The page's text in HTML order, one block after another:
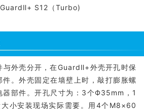
S12（Turbo)
外壳分开，在GuardⅡ+外壳开孔时保
。外壳固定在墙壁上时，敲打膨胀螺
器部件。开孔尺寸为：3个Ф35mm，1
小安装现场实际需要。用4个M8×60